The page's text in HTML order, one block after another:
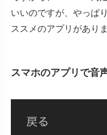
いいのですが、やっぱ
ススメのアプリがありま
スマホのアプリで音